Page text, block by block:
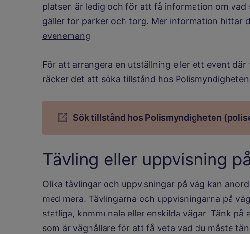
platsen är ledig och för att få information om vad
gäller för parker och torg. Mer information hittar
evenemang
För att arrangera en utställning eller ett event där
räcker det att söka tillstånd hos
Sök tillstånd hos Polismyndigheten
Tävling eller uppvisning
Olika tävlingar och uppvisningar på väg kan
med mera. Tävlingarna och uppvisningarna på
statliga, kommunala eller enskilda vägar. Tänk
som är väghållare för att få veta vad du måste